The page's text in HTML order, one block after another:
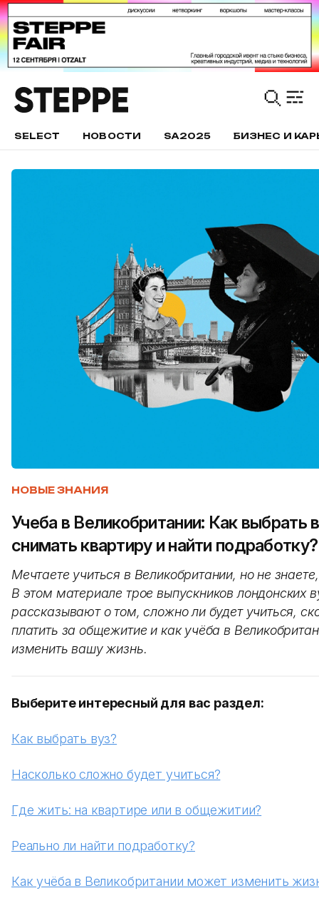
SELECT НОВОСТИ SA2025 БИЗНЕС И
НОВЫЕ ЗНАНИЯ
Учеба в Великобритании: Как выбрать
снимать квартиру и найти подработку?
Мечтаете учиться в Великобритании, но не
В этом материале трое выпускников лондонских
рассказывают о том, сложно ли будет учиться,
платить за общежитие и как учёба в
изменить вашу жизнь.
Выберите интересный для вас раздел:
Как выбрать вуз?
Насколько сложно будет учиться?
Где жить: на квартире или в общежитии?
Реально ли найти подработку?
Как учёба в Великобритании может изменить